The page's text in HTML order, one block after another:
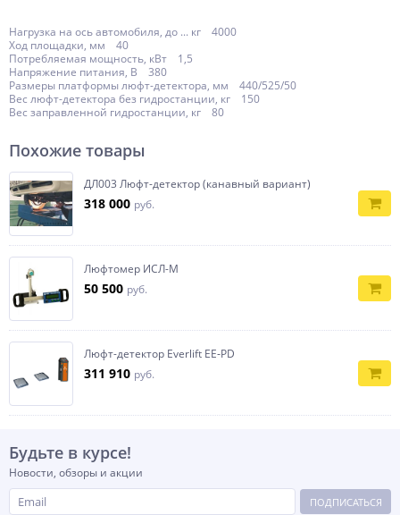
Нагрузка на ось автомобиля, до ... кг 4000
Ход площадки, мм 40
Потребляемая мощность, кВт 1,5
Напряжение питания, В 380
Размеры платформы люфт-детектора, мм 440/525/50
Вес люфт-детектора без гидростанции, кг 150
Вес заправленной гидростанции, кг 80
Похожие товары
ДЛ003 Люфт-детектор (канавный вариант)
318 000 руб.
Люфтомер ИСЛ-М
50 500 руб.
Люфт-детектор Everlift EE‐PD
311 910 руб.
Будьте в курсе!
Новости, обзоры и акции
ПОДПИСАТЬСЯ